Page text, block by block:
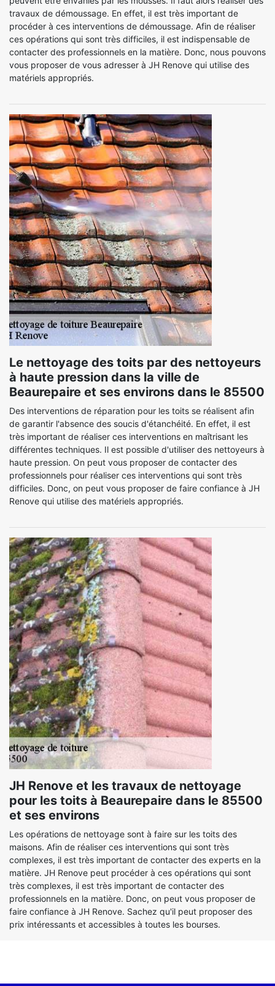
travaux de démoussage. En effet, il est très important de
procéder à ces interventions de démoussage. Afin de réaliser
ces opérations qui sont très difficiles, il est indispensable de
contacter des professionnels en la matière. Donc, nous pouvons
vous proposer de vous adresser à JH Renove qui utilise des
matériels appropriés.
Le nettoyage des toits par des nettoyeurs
à haute pression dans la ville de
Beaurepaire et ses environs dans le 85500
Des interventions de réparation pour les toits se réalisent afin
de garantir l'absence des soucis d'étanchéité. En effet, il est
très important de réaliser ces interventions en maîtrisant les
différentes techniques. Il est possible d'utiliser des nettoyeurs à
haute pression. On peut vous proposer de contacter des
professionnels pour réaliser ces interventions qui sont très
difficiles. Donc, on peut vous proposer de faire confiance à JH
Renove qui utilise des matériels appropriés.
JH Renove et les travaux de nettoyage
pour les toits à Beaurepaire dans le 85500
et ses environs
Les opérations de nettoyage sont à faire sur les toits des
maisons. Afin de réaliser ces interventions qui sont très
complexes, il est très important de contacter des experts en la
matière. JH Renove peut procéder à ces opérations qui sont
très complexes, il est très important de contacter des
professionnels en la matière. Donc, on peut vous proposer de
faire confiance à JH Renove. Sachez qu'il peut proposer des
prix intéressants et accessibles à toutes les bourses.